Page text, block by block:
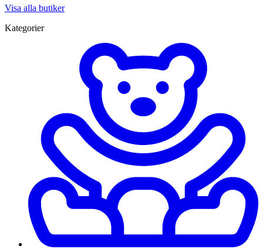
Visa alla butiker
Kategorier